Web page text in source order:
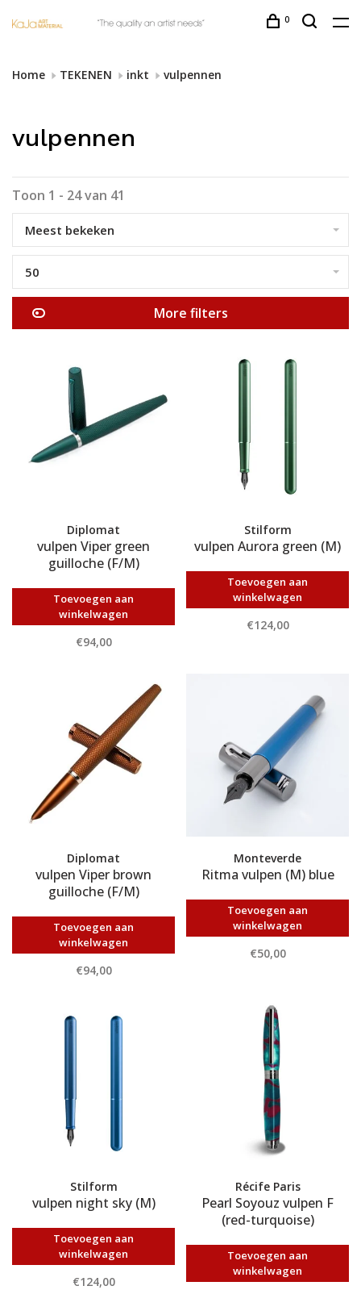
0
Home TEKENEN inkt vulpennen
vulpennen
Toon 1 - 24 van 41
Meest bekeken
50
More filters
Diplomat
vulpen Viper green
guilloche (F/M)
Toevoegen aan
winkelwagen
€94,00
Stilform
vulpen Aurora green (M)
Toevoegen aan
winkelwagen
€124,00
Diplomat
vulpen Viper brown
guilloche (F/M)
Toevoegen aan
winkelwagen
€94,00
Monteverde
Ritma vulpen (M) blue
Toevoegen aan
winkelwagen
€50,00
Stilform
vulpen night sky (M)
Toevoegen aan
winkelwagen
€124,00
Récife Paris
Pearl Soyouz vulpen F
(red-turquoise)
Toevoegen aan
winkelwagen